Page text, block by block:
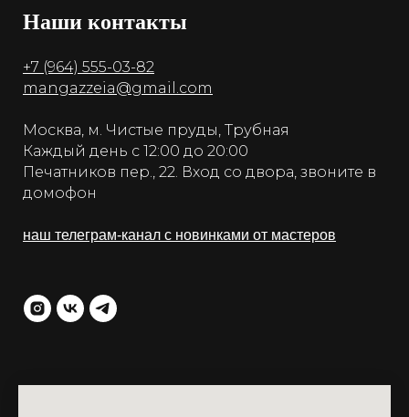
Наши контакты
+7 (964) 555-03-82
mangazzeia@gmail.com
Москва, м. Чистые пруды, Трубная
Каждый день с 12:00 до 20:00
Печатников пер., 22. Вход со двора, звоните в
домофон
наш телеграм-канал с новинками от мастеров